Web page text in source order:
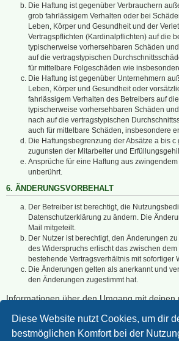
Diese Website nutzt Cookies, um dir
bestmöglichen Komfort bei der
Die Haftung ist gegenüber Verbrauchern
grob fahrlässigem Verhalten oder bei
Leben, Körper und Gesundheit und der
Vertragspflichten (Kardinalpflichten) auf die
typischerweise vorhersehbaren Schäden
auf die vertragstypischen
für mittelbare Folgeschäden wie
Die Haftung ist gegenüber Unternehmern
Leben, Körper und Gesundheit oder
fahrlässigem Verhalten des Betreibers auf
typischerweise vorhersehbaren Schäden
nach auf die vertragstypischen
auch für mittelbare Schäden, insbesondere
Die Haftungsbegrenzung der Absätze a bis
zugunsten der Mitarbeiter und
Ansprüche für eine Haftung aus
unberührt.
6. ÄNDERUNGSVORBEHALT
Der Betreiber ist berechtigt, die
Datenschutzerklärung zu ändern. Die
Mail mitgeteilt.
Der Nutzer ist berechtigt, den Änderungen
des Widerspruchs erlischt das zwischen
bestehende Vertragsverhältnis mit sofortiger
Die Änderungen gelten als anerkannt und
den Änderungen zugestimmt hat.
Informationen über den Umgang mit deinen